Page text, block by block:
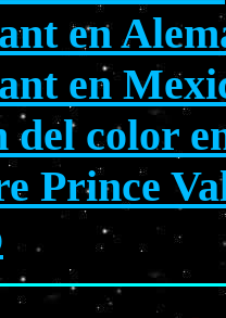
en
en
del color
Prince